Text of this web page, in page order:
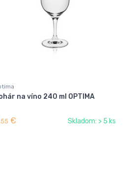
na víno 240 ml OPTIMA
55 € Skladom: > 5 ks